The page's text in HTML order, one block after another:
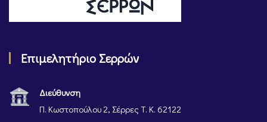
Επιμελητήριο Σερρών
Διεύθυνση
Π. Κωστοπούλου 2, Σέρρες Τ. Κ. 62122